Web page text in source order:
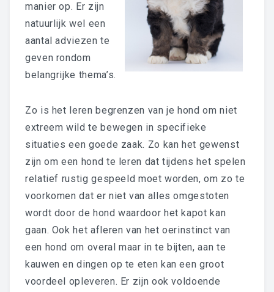
manier op. Er zijn
natuurlijk wel een
aantal adviezen te
geven rondom
belangrijke thema’s.
Zo is het leren begrenzen van je hond om niet
extreem wild te bewegen in specifieke
situaties een goede zaak. Zo kan het gewenst
zijn om een hond te leren dat tijdens het spelen
relatief rustig gespeeld moet worden, om zo te
voorkomen dat er niet van alles omgestoten
wordt door de hond waardoor het kapot kan
gaan. Ook het afleren van het oerinstinct van
een hond om overal maar in te bijten, aan te
kauwen en dingen op te eten kan een groot
voordeel opleveren. Er zijn ook voldoende